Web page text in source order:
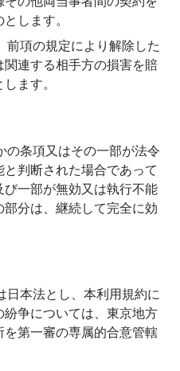
します。
前項の規定により解除した
連する相手方の損害を賠
ます。
の条項又はその一部が法令
判断された場合であって
び一部が無効又は執行不能
分は、継続して完全に効
日本法とし、本利用規約に
争については、東京地方
第一審の専属的合意管轄